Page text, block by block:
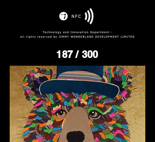
187/ 300